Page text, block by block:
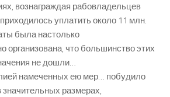
вознаграждая рабовладельцев
уплатить около 11 млн.
была настолько
организована, что большинство этих
не дошли…
намеченных ею мер… побудило
размерах,